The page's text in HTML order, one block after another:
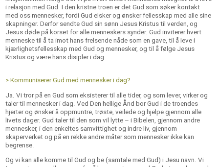
i relasjon med Gud. I den kristne troen er det Gud som søker kontakt
med oss mennesker, fordi Gud elsker og ønsker fellesskap med alle sine
skapninger. Derfor sendte Gud sin sønn Jesus Kristus til verden, og
Jesus døde på korset for alle menneskers synder. Gud inviterer hvert
menneske til å ta imot hans frelsende nåde som en gave, til å leve i
kjærlighetsfellesskap med Gud og mennesker, og til å følge Jesus
Kristus og være hans disipler i dag.
> Kommuniserer Gud med mennesker i dag?
Ja. Vi tror på en Gud som eksisterer til alle tider, og som lever, virker og
taler til mennesker i dag. Ved Den hellige Ånd bor Gud i de troendes
hjerter og ønsker å oppmuntre, trøste, veilede og hjelpe gjennom alle
livets dager. Gud taler til den som vil lytte – i Bibelen, gjennom andre
mennesker, i den enkeltes samvittighet og indre liv, gjennom
skaperverket og på en rekke andre måter som mennesker ikke kan
begrense.
Og vi kan alle komme til Gud og be (samtale med Gud) i Jesu navn. Vi